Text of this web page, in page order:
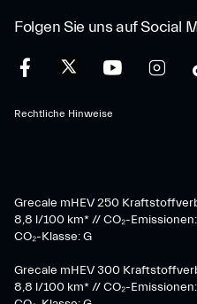
Folgen Sie uns auf Social
Rechtliche Hinweise
Grecale mHEV 250
8,8 l/100 km* // CO₂-
CO₂-Klasse: G
Grecale mHEV 300
8,8 l/100 km* // CO₂-